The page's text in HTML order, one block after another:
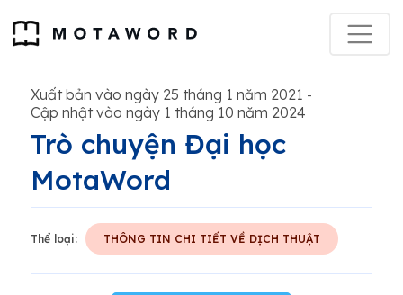
Xuất bản vào ngày 25 tháng 1 năm 2021 -
Cập nhật vào ngày 1 tháng 10 năm 2024
Trò chuyện Đại học
MotaWord
Thể loại: THÔNG TIN CHI TIẾT VỀ DỊCH THUẬT